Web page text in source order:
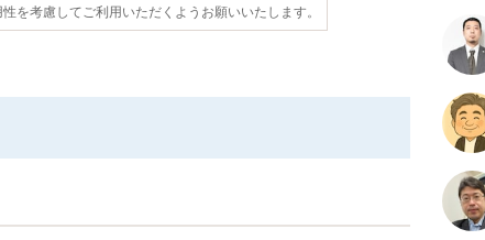
を考慮してご利用いただくようお願いいたします。